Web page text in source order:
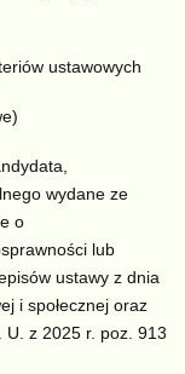
ustawowych
wydane ze
o
lub
ustawy z dnia
i społecznej oraz
U. z 2025 r. poz. 913